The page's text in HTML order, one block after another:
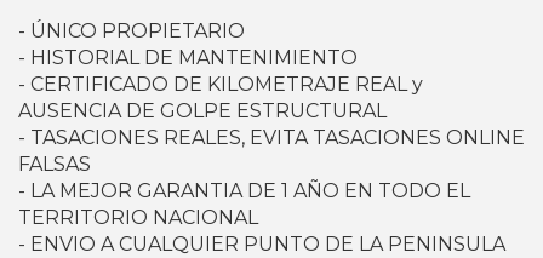
- ÚNICO PROPIETARIO
- HISTORIAL DE MANTENIMIENTO
- CERTIFICADO DE KILOMETRAJE REAL y
AUSENCIA DE GOLPE ESTRUCTURAL
- TASACIONES REALES, EVITA TASACIONES ONLINE
FALSAS
- LA MEJOR GARANTIA DE 1 AÑO EN TODO EL
TERRITORIO NACIONAL
- ENVIO A CUALQUIER PUNTO DE LA PENINSULA